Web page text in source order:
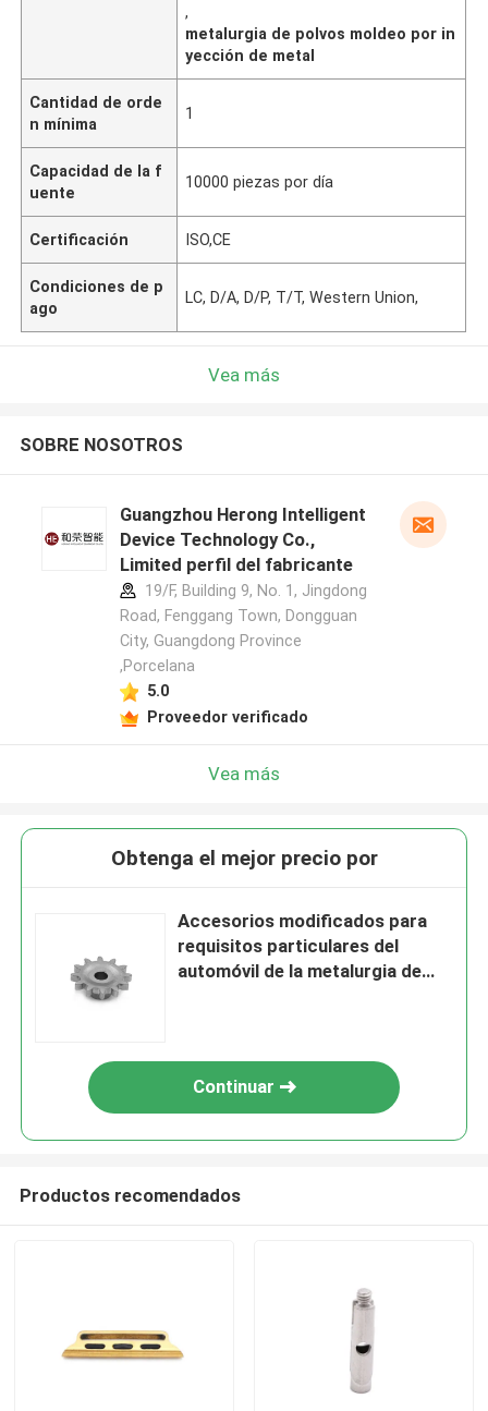
,
metalurgia de polvos moldeo por in
yección de metal
Cantidad de orde
n mínima
1
Capacidad de la f
uente
10000 piezas por día
Certificación ISO,CE
Condiciones de p
ago
LC, D/A, D/P, T/T, Western Union,
Vea más
SOBRE NOSOTROS
Guangzhou Herong Intelligent
Device Technology Co.,
Limited perfil del fabricante
19/F, Building 9, No. 1, Jingdong
Road, Fenggang Town, Dongguan
City, Guangdong Province
,Porcelana
5.0
Proveedor verificado
Vea más
Obtenga el mejor precio por
Accesorios modificados para
requisitos particulares del
automóvil de la metalurgia de
Continuar
Productos recomendados